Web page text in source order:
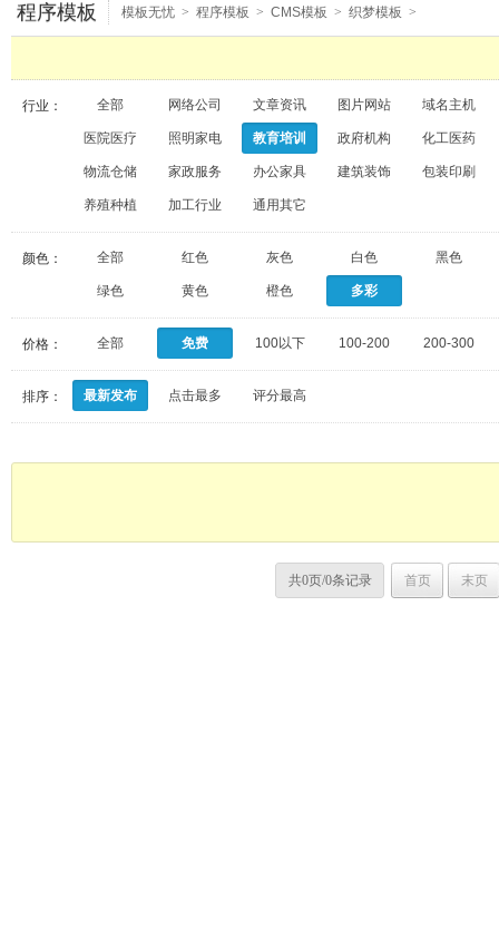
程序模板 模板无忧 > 程序模板 > CMS模板 > 织梦模板 >
行业： 全部 网络公司 文章资讯 图片网站 域名主机
医院医疗 照明家电 教育培训 政府机构 化工医药
物流仓储 家政服务 办公家具 建筑装饰 包装印刷
养殖种植 加工行业 通用其它
颜色： 全部 红色 灰色 白色 黑色
绿色 黄色 橙色 多彩
价格： 全部 免费 100以下 100-200 200-300
排序： 最新发布 点击最多 评分最高
共0页/0条记录 首页 末页